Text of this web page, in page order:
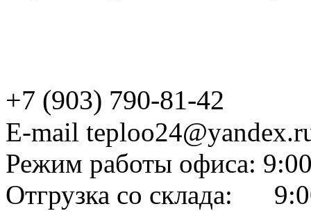
+7 (903) 790-81-42
E-mail
Режим работы офиса:
Отгрузка со склада: